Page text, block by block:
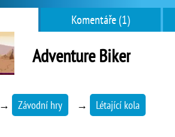
Komentáře (1)
Adventure Biker
→ Závodní hry → Létající kola